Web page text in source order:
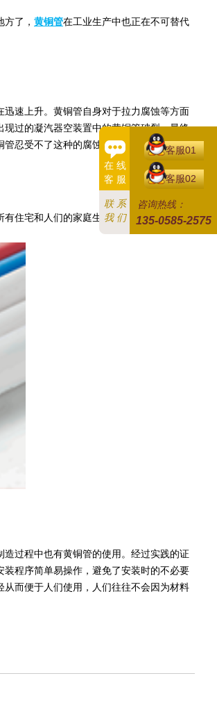
了， 黄铜管在工业生产中也正在不可替代
速上升。黄铜管自身对于拉力腐蚀等方面
过的凝汽器空装置中的黄铜管破裂，最终
忍受不了这种的腐蚀而发生破裂的情况。
住宅和人们的家庭生活中的首选材料，是
过程中也有黄铜管的使用。经过实践的证
程序简单易操作，避免了安装时的不必要
而便于人们使用，人们往往不会因为材料
在 线
客 服
联 系
我 们
客服01
客服02
咨询热线：
135-0585-2575